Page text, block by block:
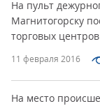
11 февраля 2016
На пульт
Магнитогорску
торговых
На место